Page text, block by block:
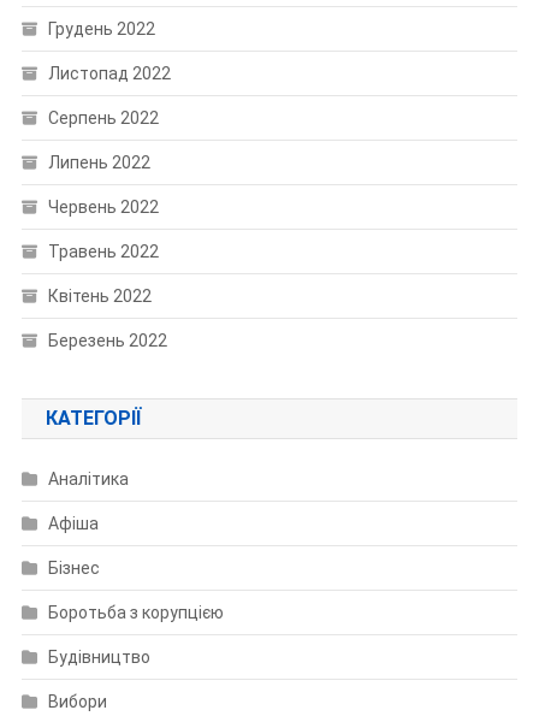
Грудень 2022
Листопад 2022
Серпень 2022
Липень 2022
Червень 2022
Травень 2022
Квітень 2022
Березень 2022
КАТЕГОРІЇ
Аналітика
Афіша
Бізнес
Боротьба з корупцією
Будівництво
Вибори